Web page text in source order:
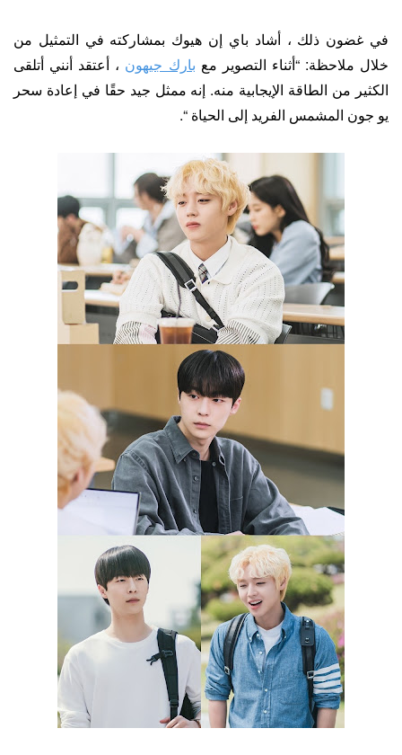
في غضون ذلك ، أشاد باي إن هيوك بمشاركته في التمثيل من
خلال ملاحظة: “أثناء التصوير مع بارك جيهون ، أعتقد أنني أتلقى
الكثير من الطاقة الإيجابية منه. إنه ممثل جيد حقًا في إعادة سحر
يو جون المشمس الفريد إلى الحياة “.